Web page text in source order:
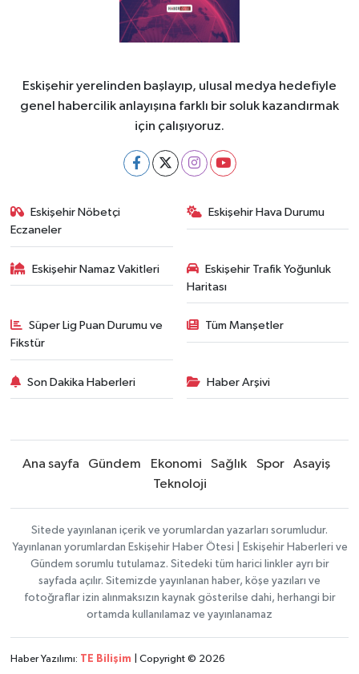
Eskişehir yerelinden başlayıp, ulusal medya hedefiyle
genel habercilik anlayışına farklı bir soluk kazandırmak
için çalışıyoruz.
Eskişehir Nöbetçi
Eczaneler
Eskişehir Hava Durumu
Eskişehir Namaz Vakitleri
Eskişehir Trafik Yoğunluk
Haritası
Süper Lig Puan Durumu ve
Fikstür
Tüm Manşetler
Son Dakika Haberleri Haber Arşivi
Ana sayfa Gündem Ekonomi Sağlık Spor
Asayiş
Teknoloji
Sitede yayınlanan içerik ve yorumlardan yazarları sorumludur.
Yayınlanan yorumlardan Eskişehir Haber Ötesi | Eskişehir Haberleri ve
Gündem sorumlu tutulamaz. Sitedeki tüm harici linkler ayrı bir
sayfada açılır. Sitemizde yayınlanan haber, köşe yazıları ve
fotoğraflar izin alınmaksızın kaynak gösterilse dahi, herhangi bir
ortamda kullanılamaz ve yayınlanamaz
Haber Yazılımı: TE Bilişim | Copyright © 2026